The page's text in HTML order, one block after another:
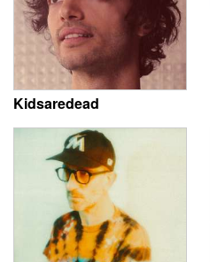
Kidsaredead